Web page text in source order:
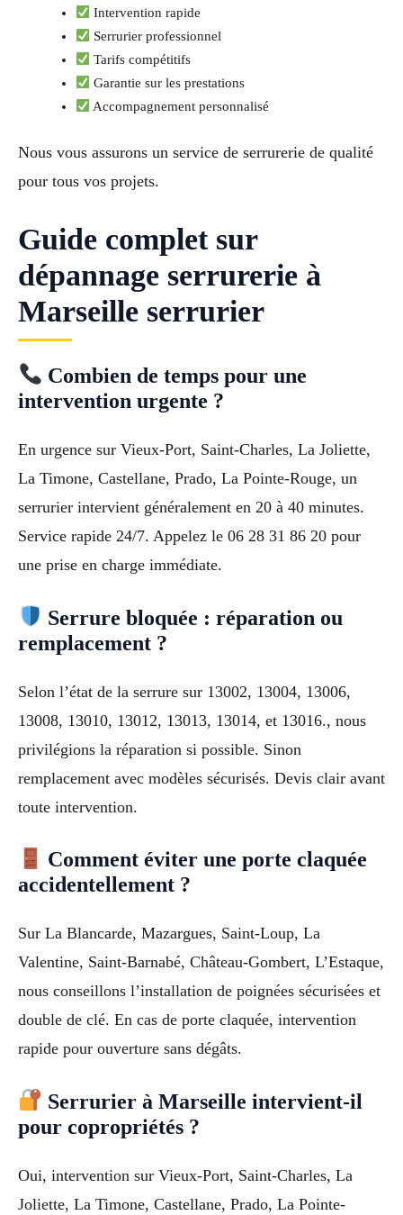
Intervention rapide
Serrurier professionnel
Tarifs compétitifs
Garantie sur les prestations
Accompagnement personnalisé
Nous vous assurons un service de serrurerie de qualité
pour tous vos projets.
Guide complet sur
dépannage serrurerie à
Marseille serrurier
Combien de temps pour une
intervention urgente ?
En urgence sur Vieux-Port, Saint-Charles, La Joliette,
La Timone, Castellane, Prado, La Pointe-Rouge, un
serrurier intervient généralement en 20 à 40 minutes.
Service rapide 24/7. Appelez le 06 28 31 86 20 pour
une prise en charge immédiate.
Serrure bloquée : réparation ou
remplacement ?
Selon l’état de la serrure sur 13002, 13004, 13006,
13008, 13010, 13012, 13013, 13014, et 13016., nous
privilégions la réparation si possible. Sinon
remplacement avec modèles sécurisés. Devis clair avant
toute intervention.
Comment éviter une porte claquée
accidentellement ?
Sur La Blancarde, Mazargues, Saint-Loup, La
Valentine, Saint-Barnabé, Château-Gombert, L’Estaque,
nous conseillons l’installation de poignées sécurisées et
double de clé. En cas de porte claquée, intervention
rapide pour ouverture sans dégâts.
Serrurier à Marseille intervient-il
pour copropriétés ?
Oui, intervention sur Vieux-Port, Saint-Charles, La
Joliette, La Timone, Castellane, Prado, La Pointe-